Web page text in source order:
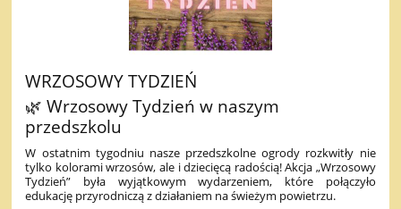
WRZOSOWY TYDZIEŃ
🌿 Wrzosowy Tydzień w naszym
przedszkolu
W ostatnim tygodniu nasze przedszkolne ogrody rozkwitły nie
tylko kolorami wrzosów, ale i dziecięcą radością! Akcja „Wrzosowy
Tydzień” była wyjątkowym wydarzeniem, które połączyło
edukację przyrodniczą z działaniem na świeżym powietrzu.